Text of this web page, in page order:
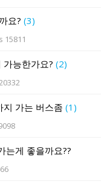
요? (3)
15811
능한가요? (2)
지 가는 버스좀 (1)
는게 좋을까요??